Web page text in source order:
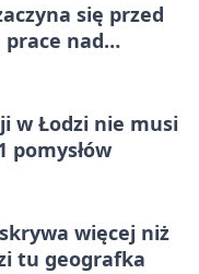
się przed
prace nad
w Łodzi nie musi
pomysłów
więcej niż
tu geografka